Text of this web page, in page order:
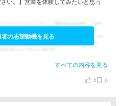
の志望動機を見る
すべての内容を見る
0 0